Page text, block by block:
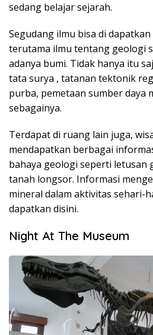
sedang belajar sejarah.
Segudang ilmu bisa di
terutama ilmu tentang geologi
adanya bumi. Tidak hanya itu
tata surya , tatanan tektonik
purba, pemetaan sumber daya
sebagainya.
Terdapat di ruang lain juga,
mendapatkan berbagai
bahaya geologi seperti letusan
tanah longsor. Informasi
mineral dalam aktivitas sehari-
dapatkan disini.
Night At The Museum